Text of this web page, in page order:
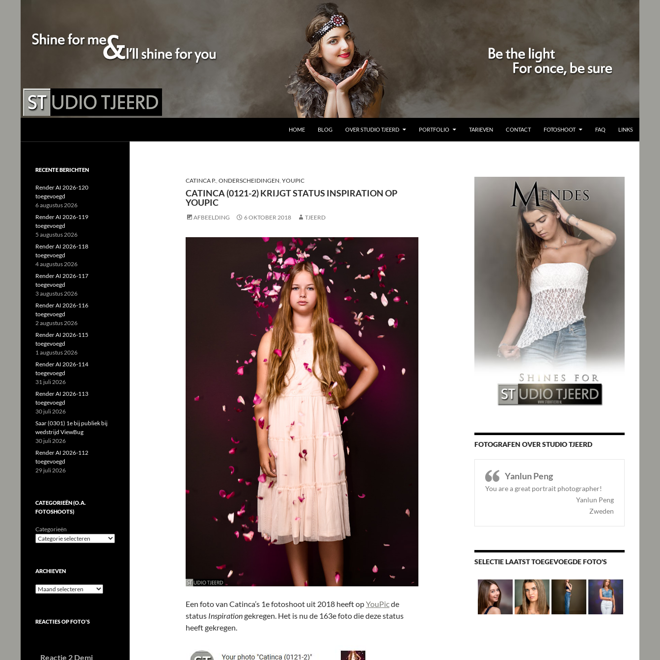
HOME
BLOG OVER STUDIO TJEERD PORTFOLIO TARIEVEN CONTACT FOTOSHOOT FAQ LINKS
CATINCA P., ONDERSCHEIDINGEN, YOUPIC
CATINCA (0121-2) KRIJGT STATUS INSPIRATION OP
YOUPIC
AFBEELDING 6 OKTOBER 2018 TJEERD
Een foto van Catinca’s 1e fotoshoot uit 2018 heeft opYouPicde
status Inspirationgekregen. Het is nu de 163e foto die deze status
heeft gekregen.
FOTOGRAFEN OVER STUDIO TJEERD
Yanlun Peng
You are a great portrait photographer!
Yanlun Peng
Zweden
SELECTIE LAATST TOEGEVOEGDE FOTO'S
RECENTE BERICHTEN
Render AI 2026-120
toegevoegd
6 augustus 2026
Render AI 2026-119
toegevoegd
5 augustus 2026
Render AI 2026-118
toegevoegd
4 augustus 2026
Render AI 2026-117
toegevoegd
3 augustus 2026
Render AI 2026-116
toegevoegd
2 augustus 2026
Render AI 2026-115
toegevoegd
1 augustus 2026
Render AI 2026-114
toegevoegd
31 juli 2026
Render AI 2026-113
toegevoegd
30 juli 2026
Saar (0301) 1e bij publiek bij
wedstrijd ViewBug
30 juli 2026
Render AI 2026-112
toegevoegd
29 juli 2026
CATEGORIEËN (O.A.
FOTOSHOOTS)
Categorieën
ARCHIEVEN
Archieven
REACTIES OP FOTO’S
Reactie 2 Demi